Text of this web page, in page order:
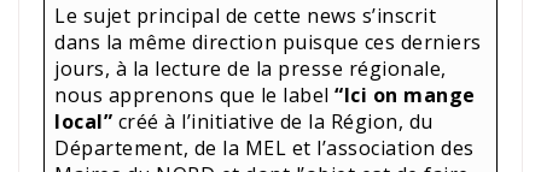
Le sujet principal de cette news s’inscrit
dans la même direction puisque ces derniers
jours, à la lecture de la presse régionale,
nous apprenons que le label “Ici on mange
local” créé à l’initiative de la Région, du
Département, de la MEL et l’association des